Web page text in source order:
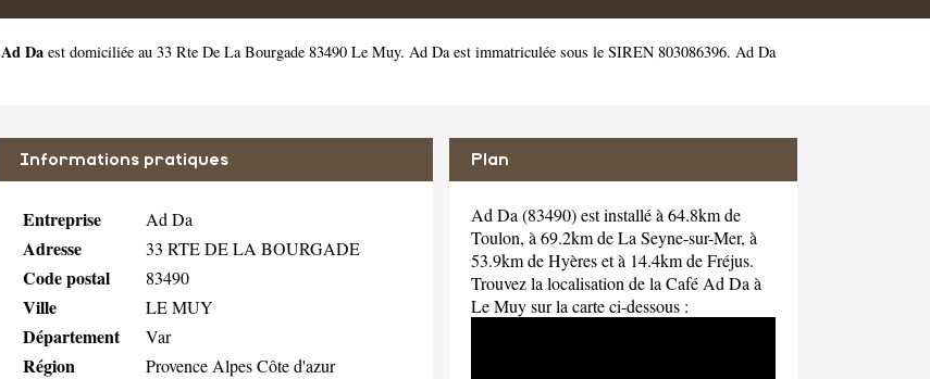
Ad Da est domiciliée au 33 Rte De La Bourgade 83490 Le Muy. Ad Da est immatriculée sous le SIREN 803086396. Ad Da
Informations pratiques
Entreprise Ad Da
Adresse 33 RTE DE LA BOURGADE
Code postal 83490
Ville LE MUY
Département Var
Région Provence Alpes Côte d'azur
Plan
Ad Da (83490) est installé à 64.8km de
Toulon, à 69.2km de La Seyne-sur-Mer, à
53.9km de Hyères et à 14.4km de Fréjus.
Trouvez la localisation de la Café Ad Da à
Le Muy sur la carte ci-dessous :